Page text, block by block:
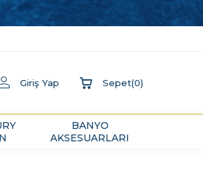
Giriş Yap Sepet(0)
BANYO
AKSESUARLARI